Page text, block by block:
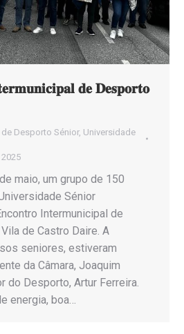
𝐝𝐞 𝐃𝐞𝐬𝐩𝐨𝐫𝐭𝐨
Desporto Sénior, Universidade
maio, um grupo de 150
Sénior
Intermunicipal de
de Castro Daire. A
seniores, estiveram
da Câmara, Joaquim
do Desporto, Artur Ferreira.
energia, boa…